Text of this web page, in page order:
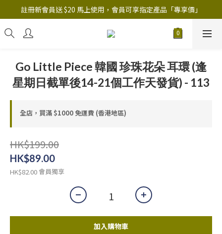
註冊新會員送 $20 馬上使用，會員可享指定產品「​專享價」
註冊新會員送 $20 馬上使用，會員可享指定產品「​專享價」
B.Y.O.B Mask Collection 任選優惠: 4件9折
Go Little Piece 韓國 珍珠花朵 耳環 (逢
星期日截單後14-21個工作天發貨) - 113
全店，買滿 $1000 免運費 (香港地區)
HK$199.00
HK$89.00
HK$82.00會員獨享
加入購物車